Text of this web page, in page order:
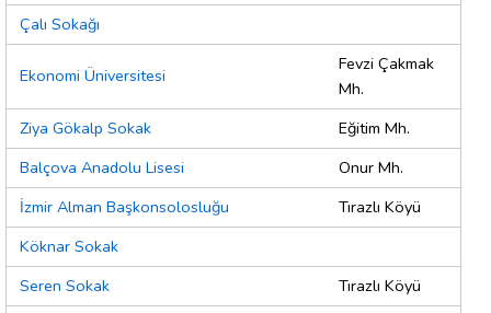
Çalı Sokağı
Ekonomi Üniversitesi
Fevzi Çakmak
Mh.
Ziya Gökalp Sokak
Eğitim Mh.
Balçova Anadolu Lisesi
Onur Mh.
İzmir Alman Başkonsolosluğu
Tırazlı Köyü
Köknar Sokak
Seren Sokak
Tırazlı Köyü